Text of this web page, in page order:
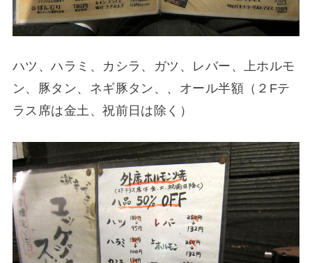
ハツ、ハラミ、カシラ、ガツ、レバー、上ホルモ
ン、豚タン、ネギ豚タン、、オール半額（２Fテ
ラス席は金土、祝前日は除く）